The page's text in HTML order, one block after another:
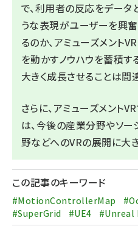
で、利用者の反応をデータ
うな表現がユーザーを興奮
るのか、アミューズメント
を動かすノウハウを蓄積す
大きく成長させることは間
さらに、アミューズメント
は、今後の産業分野やソー
野などへのVRの展開に大き
この記事のキーワード
#MotionControllerMap
#SuperGrid
#UE4 #Unreal